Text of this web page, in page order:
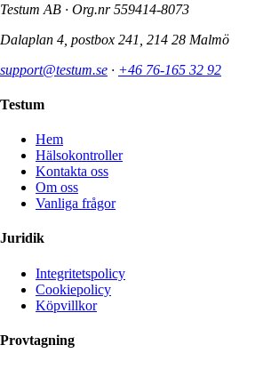
Testum AB · Org.nr559414-8073
Dalaplan 4, postbox 241, 214 28 Malmö
support@testum.se · +46 76-165 32 92
Testum
Hem
Hälsokontroller
Kontakta oss
Om oss
Vanliga frågor
Juridik
Integritetspolicy
Cookiepolicy
Köpvillkor
Provtagning